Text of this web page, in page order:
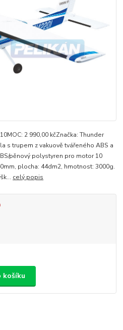
2 990,00 kčZnačka: Thunder
s trupem z vakuově tvářeného ABS a
pěnový polystyren pro motor 10
plocha: 44dm2, hmotnost: 3000g.
celý popis
košíku